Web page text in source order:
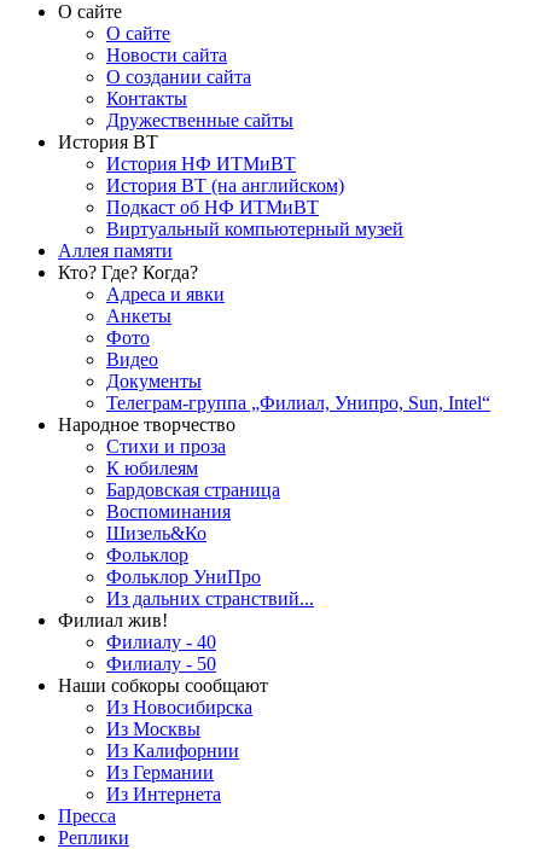
О сайте
О сайте
Новости сайта
О создании сайта
Контакты
Дружественные сайты
История ВТ
История НФ ИТМиВТ
История ВТ (на английском)
Подкаст об НФ ИТМиВТ
Виртуальный компьютерный музей
Аллея памяти
Кто? Где? Когда?
Адреса и явки
Анкеты
Фото
Видео
Документы
Телеграм-группа „Филиал, Унипро, Sun, Intel“
Народное творчество
Стихи и проза
К юбилеям
Бардовская страница
Воспоминания
Шизель&Ко
Фольклор
Фольклор УниПро
Из дальних странствий...
Филиал жив!
Филиалу - 40
Филиалу - 50
Наши собкоры сообщают
Из Новосибирска
Из Москвы
Из Калифорнии
Из Германии
Из Интернета
Пресса
Реплики